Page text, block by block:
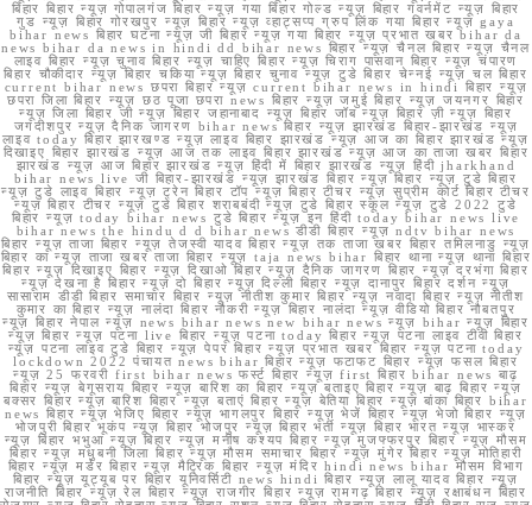
बिहार बिहार न्यूज़ गोपालगंज बिहार न्यूज़ गया बिहार गोल्ड न्यूज़ बिहार गवर्नमेंट न्यूज़ बिहार
गुड न्यूज़ बिहार गोरखपुर न्यूज़ बिहार न्यूज़ व्हाट्सप्प ग्रुप लिंक गया बिहार न्यूज़ gaya
bihar news बिहार घटना न्यूज़ जी बिहार न्यूज़ गया बिहार न्यूज़ प्रभात खबर bihar da
news bihar da news in hindi dd bihar news बिहार न्यूज़ चैनल बिहार न्यूज़ चैनल
लाइव बिहार न्यूज़ चुनाव बिहार न्यूज़ चाहिए बिहार न्यूज़ चिराग पासवान बिहार न्यूज़ चंपारण
बिहार चौकीदार न्यूज़ बिहार चकिया न्यूज़ बिहार चुनाव न्यूज़ टुडे बिहार चेन्नई न्यूज़ चल बिहार
current bihar news छपरा बिहार न्यूज़ current bihar news in hindi बिहार न्यूज़
छपरा जिला बिहार न्यूज़ छठ पूजा छपरा news बिहार न्यूज़ जमुई बिहार न्यूज़ जयनगर बिहार
न्यूज़ जिला बिहार जी न्यूज़ बिहार जहानाबाद न्यूज़ बिहार जॉब न्यूज़ बिहार ज़ी न्यूज़ बिहार
जगदीशपुर न्यूज़ दैनिक जागरण bihar news बिहार न्यूज़ झारखंड बिहार-झारखंड न्यूज़
लाइव today बिहार झारखण्ड न्यूज़ लाइव बिहार झारखंड न्यूज़ आज का बिहार झारखंड न्यूज़
दिखाइए बिहार झारखंड न्यूज़ आज तक लाइव बिहार झारखंड न्यूज़ आज का ताजा खबर बिहार
झारखंड न्यूज़ आज बिहार झारखंड न्यूज़ हिंदी में बिहार झारखंड न्यूज़ हिंदी jharkhand
bihar news live जी बिहार-झारखंड न्यूज़ झारखंड बिहार न्यूज़ बिहार न्यूज़ टुडे बिहार
न्यूज़ टुडे लाइव बिहार न्यूज़ ट्रेन बिहार टॉप न्यूज़ बिहार टीचर न्यूज़ सुप्रीम कोर्ट बिहार टीचर
न्यूज़ बिहार टीचर न्यूज़ टुडे बिहार शराबबंदी न्यूज़ टुडे बिहार स्कूल न्यूज़ टुडे 2022 टुडे
बिहार न्यूज़ today bihar news टुडे बिहार न्यूज़ इन हिंदी today bihar news live
bihar news the hindu d d bihar news डीडी बिहार न्यूज़ ndtv bihar news
बिहार न्यूज़ ताजा बिहार न्यूज़ तेजस्वी यादव बिहार न्यूज़ तक ताजा खबर बिहार तमिलनाडु न्यूज़
बिहार का न्यूज़ ताजा खबर ताजा बिहार न्यूज़ taja news bihar बिहार थाना न्यूज़ थाना बिहार
बिहार न्यूज़ दिखाइए बिहार न्यूज़ दिखाओ बिहार न्यूज़ दैनिक जागरण बिहार न्यूज़ दरभंगा बिहार
न्यूज़ देखना है बिहार न्यूज़ दो बिहार न्यूज़ दिल्ली बिहार न्यूज़ दानापुर बिहार दर्शन न्यूज़
सासाराम डीडी बिहार समाचार बिहार न्यूज़ नीतीश कुमार बिहार न्यूज़ नवादा बिहार न्यूज़ नीतीश
कुमार का बिहार न्यूज़ नालंदा बिहार नौकरी न्यूज़ बिहार नालंदा न्यूज़ वीडियो बिहार नौबतपुर
न्यूज़ बिहार नेपाल न्यूज़ news bihar news new bihar news न्यूज़ bihar न्यूज़ बिहार
न्यूज़ बिहार न्यूज़ पटना live बिहार न्यूज़ पटना today बिहार न्यूज़ पटना लाइव टीवी बिहार
न्यूज़ पटना लाइव टुडे बिहार न्यूज़ पेपर बिहार न्यूज़ प्रभात खबर बिहार न्यूज़ पटना today
lockdown 2022 पंचायत news bihar बिहार न्यूज़ फटाफट बिहार न्यूज़ फसल बिहार
न्यूज़ 25 फरवरी first bihar news फर्स्ट बिहार न्यूज़ first बिहार bihar news बाढ़
बिहार न्यूज़ बेगूसराय बिहार न्यूज़ बारिश का बिहार न्यूज़ बताइए बिहार न्यूज़ बाढ़ बिहार न्यूज़
बक्सर बिहार न्यूज़ बारिश बिहार न्यूज़ बताएं बिहार न्यूज़ बेतिया बिहार न्यूज़ बांका बिहार bihar
news बिहार न्यूज़ भेजिए बिहार न्यूज़ भागलपुर बिहार न्यूज़ भेजें बिहार न्यूज़ भेजो बिहार न्यूज़
भोजपुरी बिहार भूकंप न्यूज़ बिहार भोजपुर न्यूज़ बिहार भर्ती न्यूज़ बिहार भारत न्यूज़ भास्कर
न्यूज़ बिहार भभुआ न्यूज़ बिहार न्यूज़ मनीष कश्यप बिहार न्यूज़ मुजफ्फरपुर बिहार न्यूज़ मौसम
बिहार न्यूज़ मधुबनी जिला बिहार न्यूज़ मौसम समाचार बिहार न्यूज़ मुंगेर बिहार न्यूज़ मोतिहारी
बिहार न्यूज़ मर्डर बिहार न्यूज़ मैट्रिक बिहार न्यूज़ मंदिर hindi news bihar मौसम विभाग
बिहार न्यूज़ यूट्यूब पर बिहार यूनिवर्सिटी news hindi बिहार न्यूज़ लालू यादव बिहार न्यूज़
राजनीति बिहार न्यूज़ रेल बिहार न्यूज़ राजगीर बिहार न्यूज़ रामगढ़ बिहार न्यूज़ रक्षाबंधन बिहार